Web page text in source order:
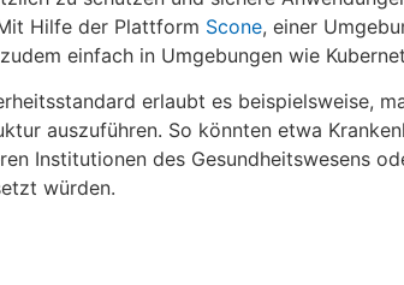
Hilfe der Plattform Scone, einer
zudem einfach in Umgebungen wie
erlaubt es beispielsweise,
auszuführen. So könnten etwa
Institutionen des Gesundheitswesens
würden.